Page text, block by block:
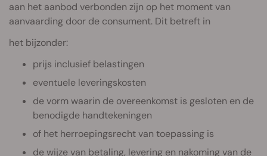
aan het aanbod verbonden zijn op het moment van
aanvaarding door de consument. Dit betreft in
het bijzonder:
prijs inclusief belastingen
eventuele leveringskosten
de vorm waarin de overeenkomst is gesloten en de
benodigde handtekeningen
of het herroepingsrecht van toepassing is
de wijze van betaling, levering en nakoming van de